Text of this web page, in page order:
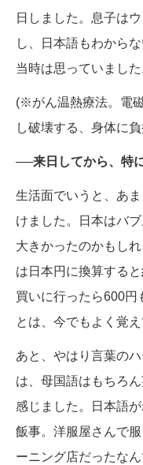
日しました。息子は
し、日本語もわから
当時は思っていました
(※がん温熱療法。電
し破壊する、身体に
──来日してから、特
生活面でいうと、あ
けました。日本はバ
大きかったのかもし
は日本円に換算する
買いに行ったら600円
とは、今でもよく覚え
あと、やはり言葉の
は、母国語はもちろ
感じました。日本語
飯事。洋服屋さんで
ーニング店だったな